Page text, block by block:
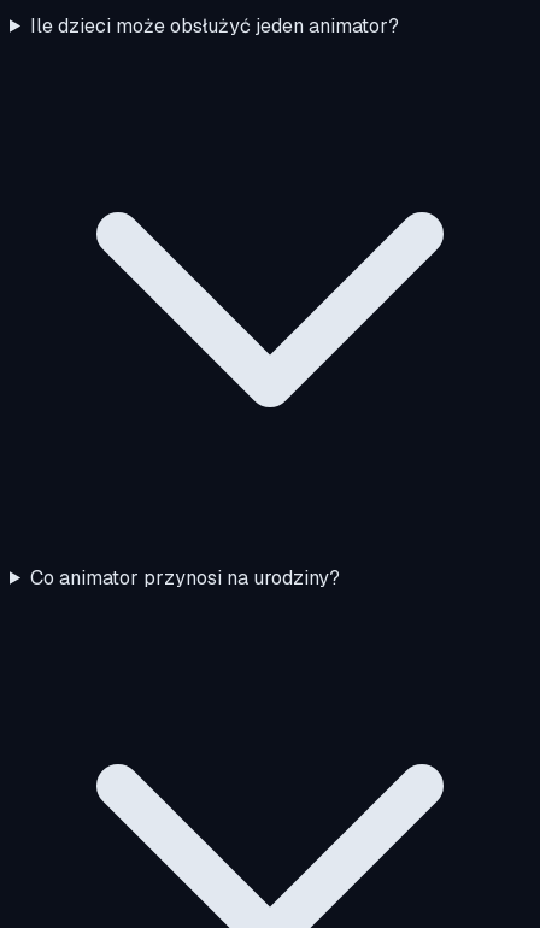
Ile dzieci może obsłużyć jeden animator?
Co animator przynosi na urodziny?